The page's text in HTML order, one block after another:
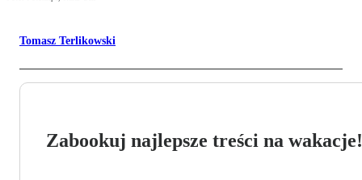
Tomasz Terlikowski
Zabookuj najlepsze treści na wakacje!